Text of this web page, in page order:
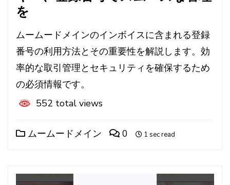
を
ムームードメインのインボイスに含まれる登録
番号の利用方法とその重要性を解説します。効
率的な取引管理とセキュリティを確保するため
の必須情報です。
552 total views
ムームードメイン 0 1 sec read